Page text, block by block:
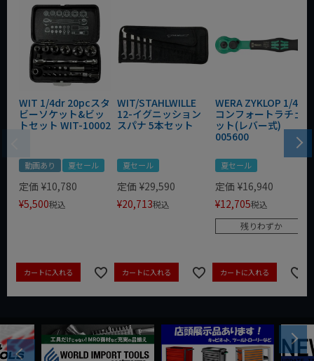
WIT 1/4dr 20pcスタ
ビーソケット&ビッ
トセット WIT-10002
動画あり 夏セール
定価 ¥10,780
¥5,500税込
カートに入れる
WIT/STAHLWILLE
12-イグニッション
スパナ 5本セット
夏セール
定価 ¥29,590
¥20,713税込
カートに入れる
WERA ZYKLOP 1/4"
コンフォートラチェ
ット(レバー式)
005600
夏セール
定価 ¥16,940
¥12,705税込
残りわずか
カートに入れる
Previous
Next